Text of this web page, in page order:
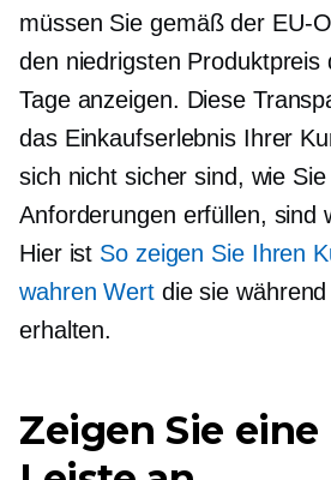
müssen Sie gemäß der EU-
den niedrigsten Produktpreis
Tage anzeigen. Diese
das Einkaufserlebnis Ihrer
sich nicht sicher sind, wie Sie
Anforderungen erfüllen, sind
Hier ist So zeigen Sie Ihren
wahren Wertdie sie
erhalten.
Zeigen Sie